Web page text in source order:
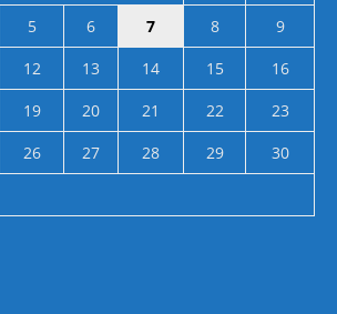
5 6 7 8
9
12 13 14 15
16
19 20 21 22
23
26 27 28 29
30